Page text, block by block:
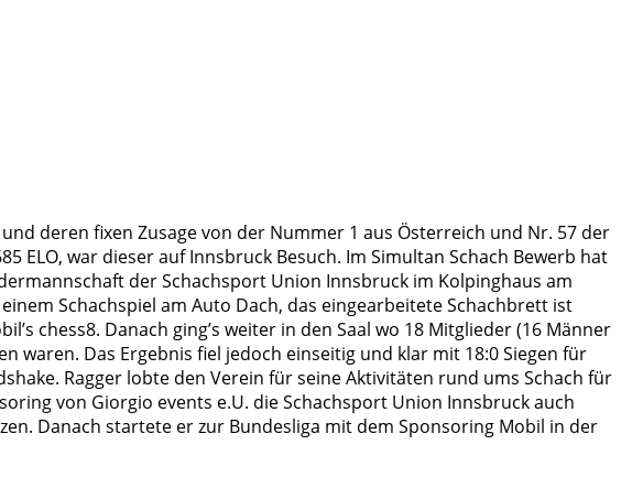
deren fixen Zusage von der Nummer 1 aus Österreich und Nr. 57 der
ELO, war dieser auf Innsbruck Besuch. Im Simultan Schach Bewerb hat
der Schachsport Union Innsbruck im Kolpinghaus am
Schachspiel am Auto Dach, das eingearbeitete Schachbrett ist
chess8. Danach ging’s weiter in den Saal wo 18 Mitglieder (16 Männer
waren. Das Ergebnis fiel jedoch einseitig und klar mit 18:0 Siegen für
Ragger lobte den Verein für seine Aktivitäten rund ums Schach für
von Giorgio events e.U. die Schachsport Union Innsbruck auch
Danach startete er zur Bundesliga mit dem Sponsoring Mobil in der